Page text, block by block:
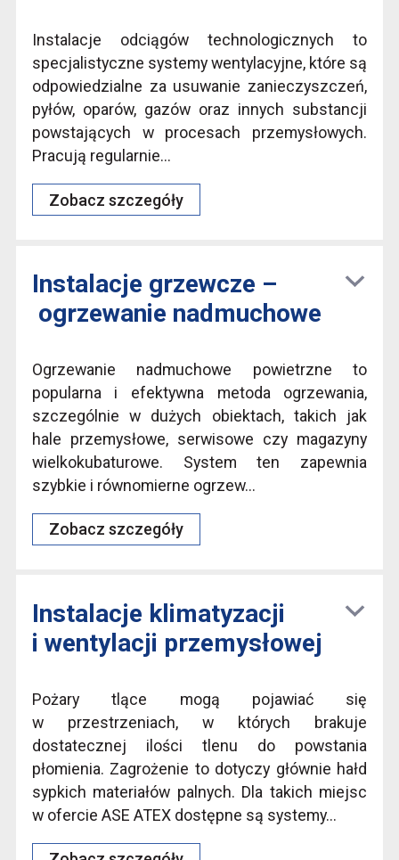
Instalacje odciągów technologicznych to
specjalistyczne systemy wentylacyjne, które są
odpowiedzialne za usuwanie zanieczyszczeń,
pyłów, oparów, gazów oraz innych substancji
powstających w procesach przemysłowych.
Pracują regularnie...
Zobacz szczegóły
Instalacje grzewcze –
ogrzewanie nadmuchowe
Ogrzewanie nadmuchowe powietrzne to
popularna i efektywna metoda ogrzewania,
szczególnie w dużych obiektach, takich jak
hale przemysłowe, serwisowe czy magazyny
wielkokubaturowe. System ten zapewnia
szybkie i równomierne ogrzew...
Zobacz szczegóły
Instalacje klimatyzacji
i wentylacji przemysłowej
Pożary tlące mogą pojawiać się
w przestrzeniach, w których brakuje
dostatecznej ilości tlenu do powstania
płomienia. Zagrożenie to dotyczy głównie hałd
sypkich materiałów palnych. Dla takich miejsc
w ofercie ASE ATEX dostępne są systemy...